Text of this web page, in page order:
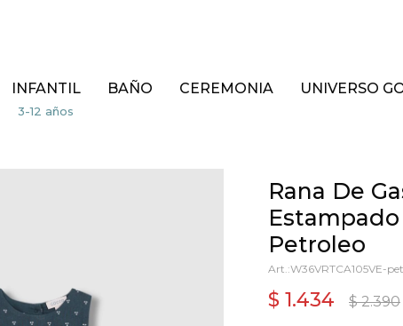
INFANTIL BAÑO CEREMONIA UNIVERSO
Rana De
Petroleo
W36VRTCA105VE-
$ 1.434 $ 2.390